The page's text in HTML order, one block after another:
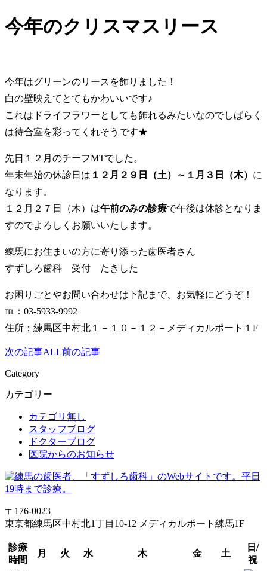
今年のクリスマスリース
今年はグリーンのリースを飾りました！
白の壁映えてとてもかわいいです♪
これはドライフラワーとしても飾れるみたいなのでしばらく
は待合室を彩ってくれそうです★
先日１２月のチーフMTでした。
年末年始の休診日は １２月２９日（土）～１月３日（木） に
なります。
１２月２７日（木）は午前のみの診療で午後は休診となりま
すのでよろしくお願いいたします。
練馬にお住まいの方に寄り添った歯医者さん
すずしろ歯科 受付 たきした
お困りごとやお問い合わせは下記まで、お気軽にどうぞ！
℡：03-5933-9992
住所：練馬区中村北１－１０－１２－メディカルポート１F
次の記事ALL前の記事
Category
カテゴリー
カテゴリ無し
スタッフブログ
ドクターブログ
医院からのお知らせ
〒176-0023
東京都練馬区中村北1丁目10-12 メディカルポート練馬1F
診療
時間
月 火 水 木 金 土
日/
祝